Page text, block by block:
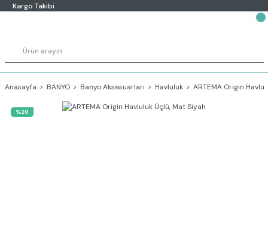
Kargo Takibi
Anasayfa BANYO Banyo Aksesuarları Havluluk ARTEMA Origin
%20